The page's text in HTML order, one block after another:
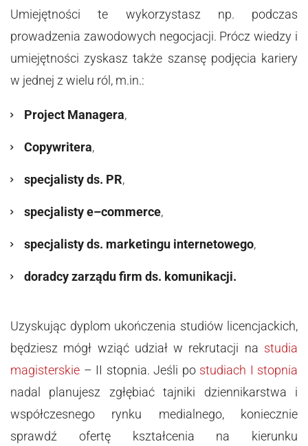
Umiejętności te wykorzystasz np. podczas
prowadzenia zawodowych negocjacji. Prócz wiedzy i
umiejętności zyskasz także szansę podjęcia kariery
w jednej z wielu ról, m.in.:
Project Managera,
Copywritera,
specjalisty ds. PR,
specjalisty e–commerce,
specjalisty ds. marketingu internetowego,
doradcy zarządu firm ds. komunikacji.
Uzyskując dyplom ukończenia studiów licencjackich,
będziesz mógł wziąć udział w rekrutacji na studia
magisterskie – II stopnia. Jeśli po studiach I stopnia
nadal planujesz zgłębiać tajniki dziennikarstwa i
współczesnego rynku medialnego, koniecznie
sprawdź ofertę kształcenia na kierunku